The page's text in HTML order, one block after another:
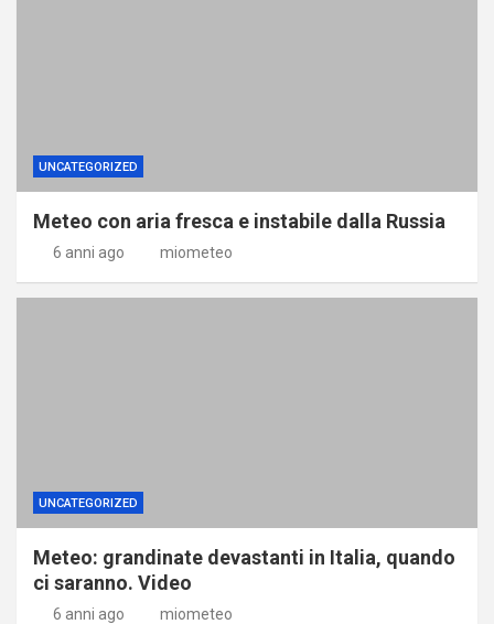
UNCATEGORIZED
Meteo con aria fresca e instabile dalla Russia
6 anni ago miometeo
UNCATEGORIZED
Meteo: grandinate devastanti in Italia, quando
ci saranno. Video
6 anni ago miometeo